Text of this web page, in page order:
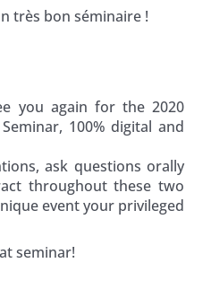
très bon séminaire !
you again for the 2020
100% digital and
ask questions orally
throughout these two
event your privileged
seminar!